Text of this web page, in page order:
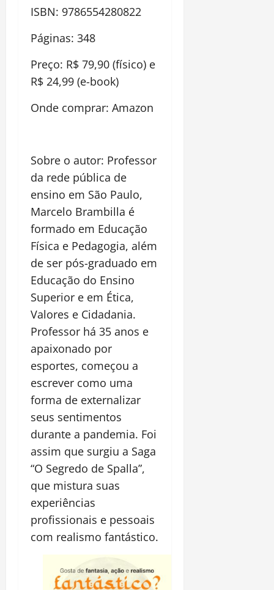
ISBN: 9786554280822
Páginas: 348
Preço: R$ 79,90 (físico) e
R$ 24,99 (e-book)
Onde comprar: Amazon
Sobre o autor: Professor
da rede pública de
ensino em São Paulo,
Marcelo Brambilla é
formado em Educação
Física e Pedagogia, além
de ser pós-graduado em
Educação do Ensino
Superior e em Ética,
Valores e Cidadania.
Professor há 35 anos e
apaixonado por
esportes, começou a
escrever como uma
forma de externalizar
seus sentimentos
durante a pandemia. Foi
assim que surgiu a Saga
“O Segredo de Spalla”,
que mistura suas
experiências
profissionais e pessoais
com realismo fantástico.